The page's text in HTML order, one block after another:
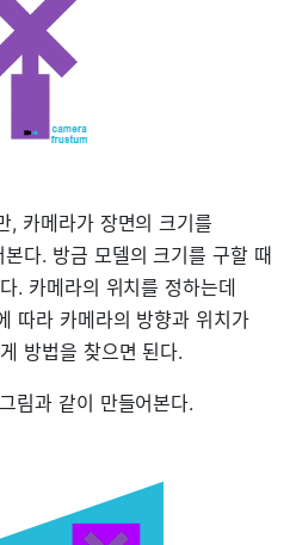
, 카메라가 장면의 크기를
다. 방금 모델의 크기를 구할 때
. 카메라의 위치를 정하는데
따라 카메라의 방향과 위치가
방법을 찾으면 된다.
림과 같이 만들어본다.